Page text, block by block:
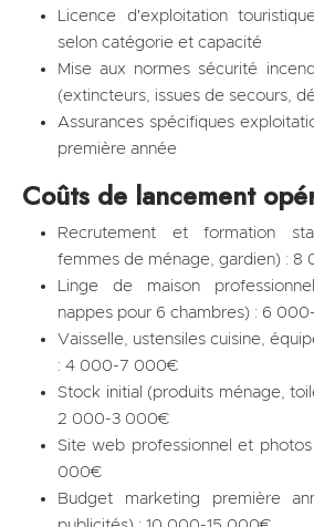
Licence d'exploitation
selon catégorie et capacité
Mise aux normes sécurité
(extincteurs, issues de secours,
Assurances spécifiques
première année
Coûts de lancement
Recrutement et formation
femmes de ménage, gardien) : 8
Linge de maison
nappes pour 6 chambres) : 6
Vaisselle, ustensiles cuisine,
: 4 000-7 000€
Stock initial (produits ménage,
2 000-3 000€
Site web professionnel et
000€
Budget marketing première